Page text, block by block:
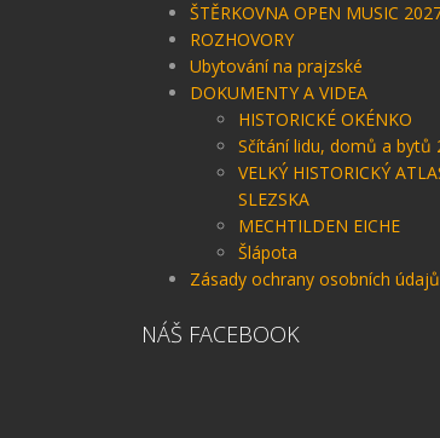
ŠTĚRKOVNA OPEN MUSIC
ROZHOVORY
Ubytování na prajzské
DOKUMENTY A VIDEA
HISTORICKÉ OKÉNKO
Sčítání lidu, domů a bytů
VELKÝ HISTORICKÝ
SLEZSKA
MECHTILDEN EICHE
Šlápota
Zásady ochrany osobních údajů
NÁŠ FACEBOOK